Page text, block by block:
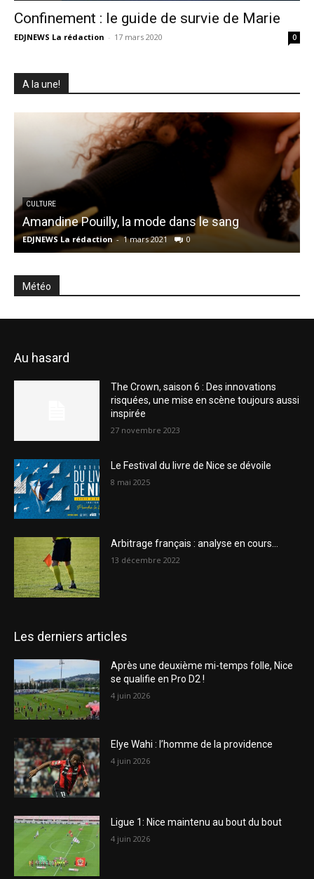
Confinement : le guide de survie de Marie
EDJNEWS La rédaction - 17 mars 2020 0
A la une!
CULTURE
Amandine Pouilly, la mode dans le sang
EDJNEWS La rédaction - 1 mars 2021 0
Météo
Au hasard
The Crown, saison 6 : Des innovations
risquées, une mise en scène toujours aussi
inspirée
27 novembre 2023
Le Festival du livre de Nice se dévoile
8 mai 2025
Arbitrage français : analyse en cours…
13 décembre 2022
Les derniers articles
Après une deuxième mi-temps folle, Nice
se qualifie en Pro D2 !
4 juin 2026
Elye Wahi : l’homme de la providence
4 juin 2026
Ligue 1: Nice maintenu au bout du bout
4 juin 2026